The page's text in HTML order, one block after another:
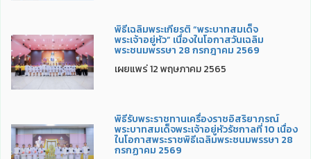
พิธีเฉลิมพระเกียรติ “พระบาทสมเด็จ
พระเจ้าอยู่หัว” เนื่องในโอกาสวันเฉลิม
พระชนมพรรษา 28 กรกฎาคม 2569
เผยแพร่ 12 พฤษภาคม 2565
พิธีรับพระราชทานเครื่องราชอิสริยาภรณ์
พระบาทสมเด็จพระเจ้าอยู่หัวรัชกาลที่ 10 เนื่อง
ในโอกาสพระราชพิธีเฉลิมพระชนมพรรษา 28
กรกฏาคม 2569